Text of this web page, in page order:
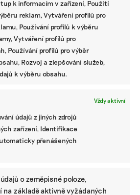
k informacím v zařízení, Použití
reklam, Vytváření profilů pro
Používání profilů k výběru
Vytváření profilů pro
Používání profilů pro výběr
Rozvoj a zlepšování služeb,
k výběru obsahu.
Vždy aktivní
údajů z jiných zdrojů
zařízení, Identifikace
přenášených
o zeměpisné poloze,
na základě aktivně vyžádaných